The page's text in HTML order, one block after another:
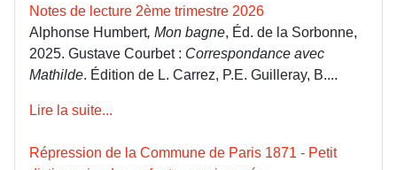
Notes de lecture 2ème trimestre 2026
Alphonse Humbert, Mon bagne, Éd. de la Sorbonne,
2025. Gustave Courbet : Correspondance avec
Mathilde. Édition de L. Carrez, P.E. Guilleray, B....
Lire la suite...
Répression de la Commune de Paris 1871 - Petit